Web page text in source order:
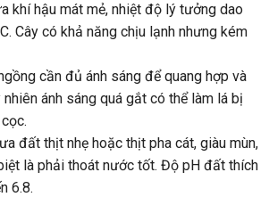
khí hậu mát mẻ, nhiệt độ lý tưởng dao
Cây có khả năng chịu lạnh nhưng kém
cần đủ ánh sáng để quang hợp và
ánh sáng quá gắt có thể làm lá bị
đất thịt nhẹ hoặc thịt pha cát, giàu mùn,
là phải thoát nước tốt. Độ pH đất thích
6.8.